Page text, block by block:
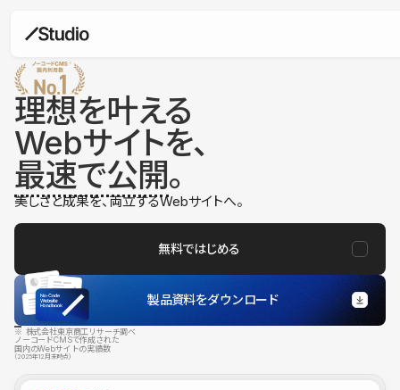
理想を叶える
Webサイトを、
最速で公開。
美しさと成果を、両立するWebサイトへ。
無料ではじめる
製品資料をダウンロード
※ 株式会社東京商工リサーチ調べ
ノーコードCMSで作成された
国内のWebサイトの実績数
（2025年12月末時点）